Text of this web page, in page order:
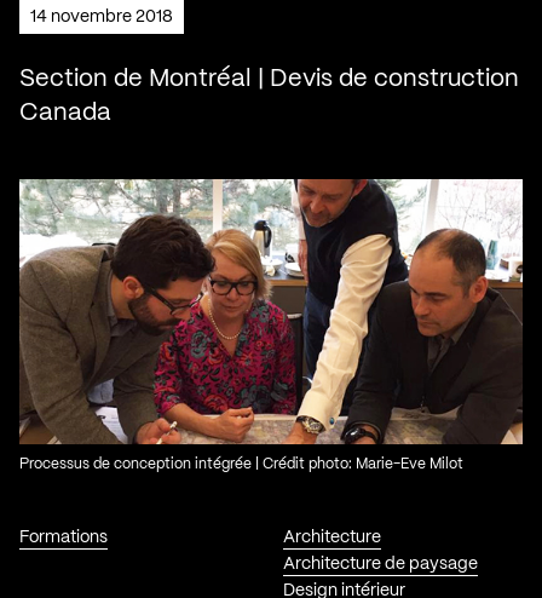
14 novembre 2018
Section de Montréal | Devis de construction
Canada
Formations
Architecture
Architecture de paysage
Design intérieur
Processus de conception intégrée | Crédit photo: Marie-Eve Milot